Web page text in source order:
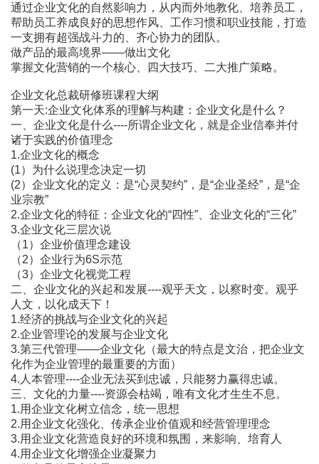
通过企业文化的自然影响力，从内而外地教化、培养员工，
帮助员工养成良好的思想作风、工作习惯和职业技能，打造
一支拥有超强战斗力的、齐心协力的团队。
做产品的最高境界――做出文化
掌握文化营销的一个核心、四大技巧、二大推广策略。
企业文化总裁研修班课程大纲
第一天:企业文化体系的理解与构建：企业文化是什么？
一、企业文化是什么----所谓企业文化，就是企业信奉并付
诸于实践的价值理念
1.企业文化的概念
(1）为什么说理念决定一切
(2）企业文化的定义：是“心灵契约”，是“企业圣经”，是“企
业宗教”
2.企业文化的特征：企业文化的“四性”、企业文化的“三化”
3.企业文化三层次说
（1）企业价值理念建设
（2）企业行为6S示范
（3）企业文化视觉工程
二、企业文化的兴起和发展----观乎天文，以察时变。观乎
人文，以化成天下！
1.经济的挑战与企业文化的兴起
2.企业管理论的发展与企业文化
3.第三代管理――企业文化（最大的特点是文治，把企业文
化作为企业管理的最重要的方面）
4.人本管理----企业无法买到忠诚，只能努力赢得忠诚。
三、文化的力量----资源会枯竭，唯有文化才生生不息。
1.用企业文化树立信念，统一思想
2.用企业文化强化、传承企业价值观和经营管理理念
3.用企业文化营造良好的环境和氛围，来影响、培育人
4.用企业文化增强企业凝聚力